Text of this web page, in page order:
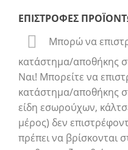
ΕΠΙΣΤΡΟΦΕΣ
Μπορώ να
κατάστημα/αποθήκης
Ναι! Μπορείτε να
κατάστημα/αποθήκης
είδη εσωρούχων,
μέρος) δεν
πρέπει να βρίσκονται